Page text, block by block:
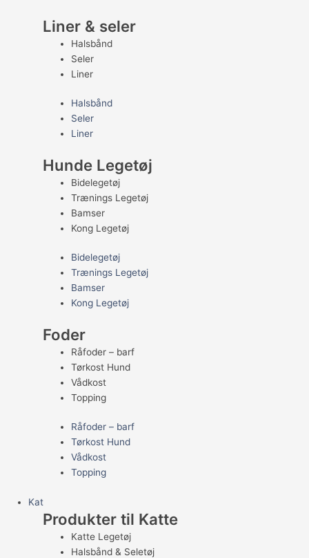
Liner & seler
Halsbånd
Seler
Liner
Halsbånd
Seler
Liner
Hunde Legetøj
Bidelegetøj
Trænings Legetøj
Bamser
Kong Legetøj
Bidelegetøj
Trænings Legetøj
Bamser
Kong Legetøj
Foder
Råfoder – barf
Tørkost Hund
Vådkost
Topping
Råfoder – barf
Tørkost Hund
Vådkost
Topping
Kat
Produkter til Katte
Katte Legetøj
Halsbånd & Seletøj